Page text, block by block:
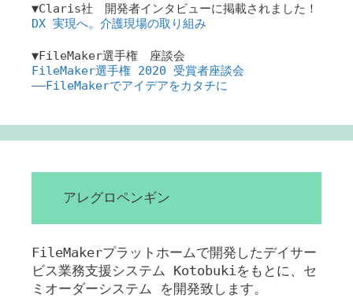
▼Claris社 開発者インタビューに掲載されました！
DX 実現へ。介護現場の取り組み
▼FileMaker選手権 座談会
FileMaker選手権 2020 受賞者座談会
――FileMakerでアイデアをカタチに
アレグロペンギン
FileMakerプラットホームで開発したデイサー
ビス業務支援システム Kotobukiをもとに、セ
ミオーダーシステム を開発致します。